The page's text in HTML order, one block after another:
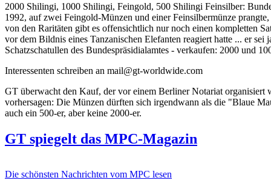
2000 Shilingi, 1000 Shilingi, Feingold, 500 Shilingi Feinsilber:
1992, auf zwei Feingold-Münzen und einer Feinsilbermünze
von den Raritäten gibt es offensichtlich nur noch einen kompletten
vor dem Bildnis eines Tanzanischen Elefanten reagiert hatte ... er
Schatzschatullen des Bundespräsidialamtes - verkaufen: 2000 und
Interessenten schreiben an mail@gt-worldwide.com
GT überwacht den Kauf, der vor einem Berliner Notariat organisiert
vorhersagen: Die Münzen dürften sich irgendwann als die "Blaue
auch ein 500-er, aber keine 2000-er.
GT spiegelt das MPC-Magazin
Die schönsten Nachrichten vom MPC lesen